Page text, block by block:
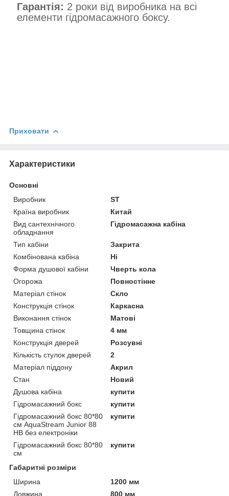
Гарантія: 2 роки від виробника на всі
елементи гідромасажного боксу.
Приховати
Характеристики
Основні
Виробник
ST
Країна виробник
Китай
Вид сантехнічного
обладнання
Гідромасажна кабіна
Тип кабіни
Закрита
Комбінована кабіна
Ні
Форма душової кабіни
Чверть кола
Огорожа
Повностінне
Матеріал стінок
Скло
Конструкція стінок
Каркасна
Виконання стінок
Матові
Товщина стінок
4 мм
Конструкція дверей
Розсувні
Кількість стулок дверей
2
Матеріал піддону
Акрил
Стан
Новий
Душова кабіна
купити
Гідромасажний бокс
купити
Гідромасажний бокс 80*80
см AquaStream Junior 88
HB без електроніки
купити
Гідромасажний бокс 80*80
см
купити
Габаритні розміри
Ширина
1200 мм
Довжина
800 мм